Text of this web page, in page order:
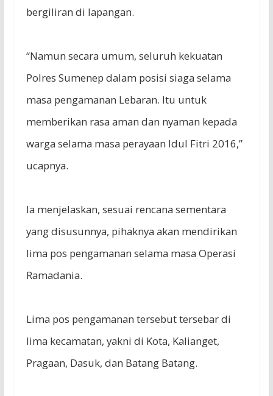
bergiliran di lapangan.
“Namun secara umum, seluruh kekuatan
Polres Sumenep dalam posisi siaga selama
masa pengamanan Lebaran. Itu untuk
memberikan rasa aman dan nyaman kepada
warga selama masa perayaan Idul Fitri 2016,”
ucapnya.
Ia menjelaskan, sesuai rencana sementara
yang disusunnya, pihaknya akan mendirikan
lima pos pengamanan selama masa Operasi
Ramadania.
Lima pos pengamanan tersebut tersebar di
lima kecamatan, yakni di Kota, Kalianget,
Pragaan, Dasuk, dan Batang Batang.